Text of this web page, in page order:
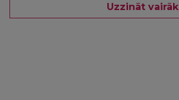
Uzzināt vairāk